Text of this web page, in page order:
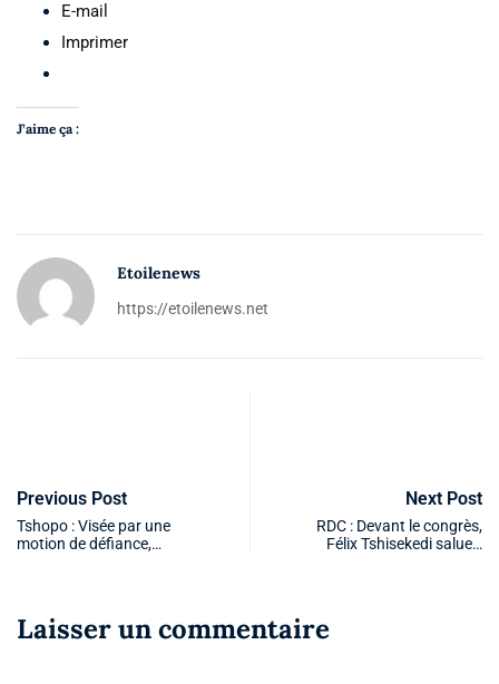
E-mail
Imprimer
J’aime ça :
Etoilenews
https://etoilenews.net
Previous Post
Tshopo : Visée par une
motion de défiance,…
Next Post
RDC : Devant le congrès,
Félix Tshisekedi salue…
Laisser un commentaire